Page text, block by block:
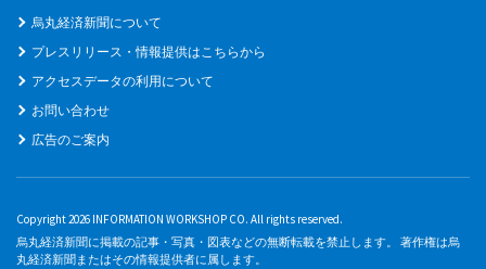
烏丸経済新聞について
プレスリリース・情報提供はこちらから
アクセスデータの利用について
お問い合わせ
広告のご案内
Copyright 2026 INFORMATION WORKSHOP CO. All rights reserved.
烏丸経済新聞に掲載の記事・写真・図表などの無断転載を禁止します。 著作権は烏
丸経済新聞またはその情報提供者に属します。